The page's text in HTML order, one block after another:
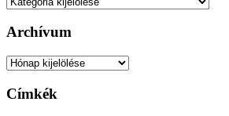
Archívum
Archívum
Címkék